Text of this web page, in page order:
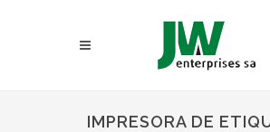
IMPRESORA DE